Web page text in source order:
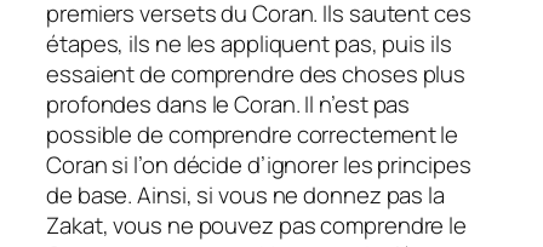
premiers versets du Coran. Ils sautent ces
étapes, ils ne les appliquent pas, puis ils
essaient de comprendre des choses plus
profondes dans le Coran. Il n’est pas
possible de comprendre correctement le
Coran si l’on décide d’ignorer les principes
de base. Ainsi, si vous ne donnez pas la
Zakat, vous ne pouvez pas comprendre le